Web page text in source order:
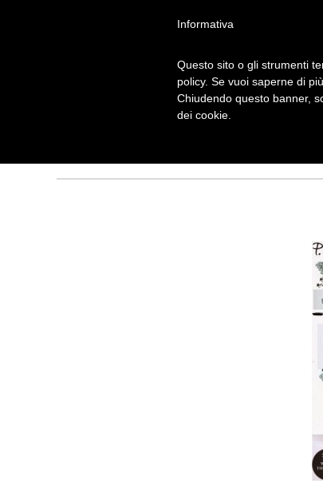
F272 (1)
Informativa
Questo sito o gli strumenti
policy. Se vuoi saperne di
Chiudendo questo banner,
dei cookie.